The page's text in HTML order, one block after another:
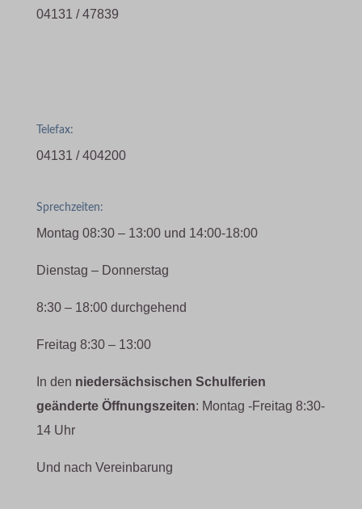
04131 / 47839
Telefax:
04131 / 404200
Sprechzeiten:
Montag 08:30 – 13:00 und 14:00-18:00
Dienstag – Donnerstag
8:30 – 18:00 durchgehend
Freitag 8:30 – 13:00
In den niedersächsischen Schulferien
geänderte Öffnungszeiten: Montag -Freitag 8:30-
14 Uhr
Und nach Vereinbarung